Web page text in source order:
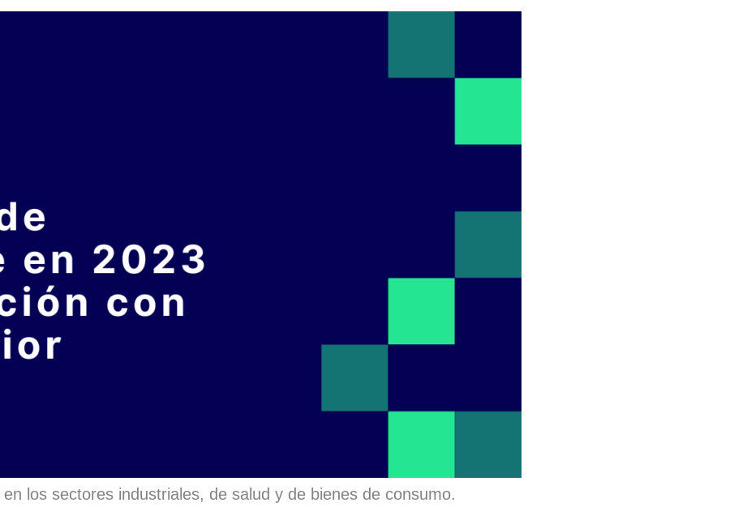
los sectores industriales, de salud y de bienes de consumo.